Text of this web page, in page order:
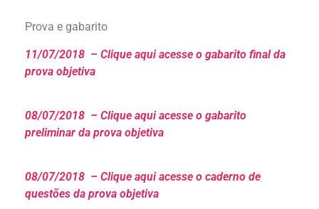
Prova e gabarito
11/07/2018 – Clique aqui acesse o gabarito final da
prova objetiva
08/07/2018 – Clique aqui acesse o gabarito
preliminar da prova objetiva
08/07/2018 – Clique aqui acesse o caderno de
questões da prova objetiva